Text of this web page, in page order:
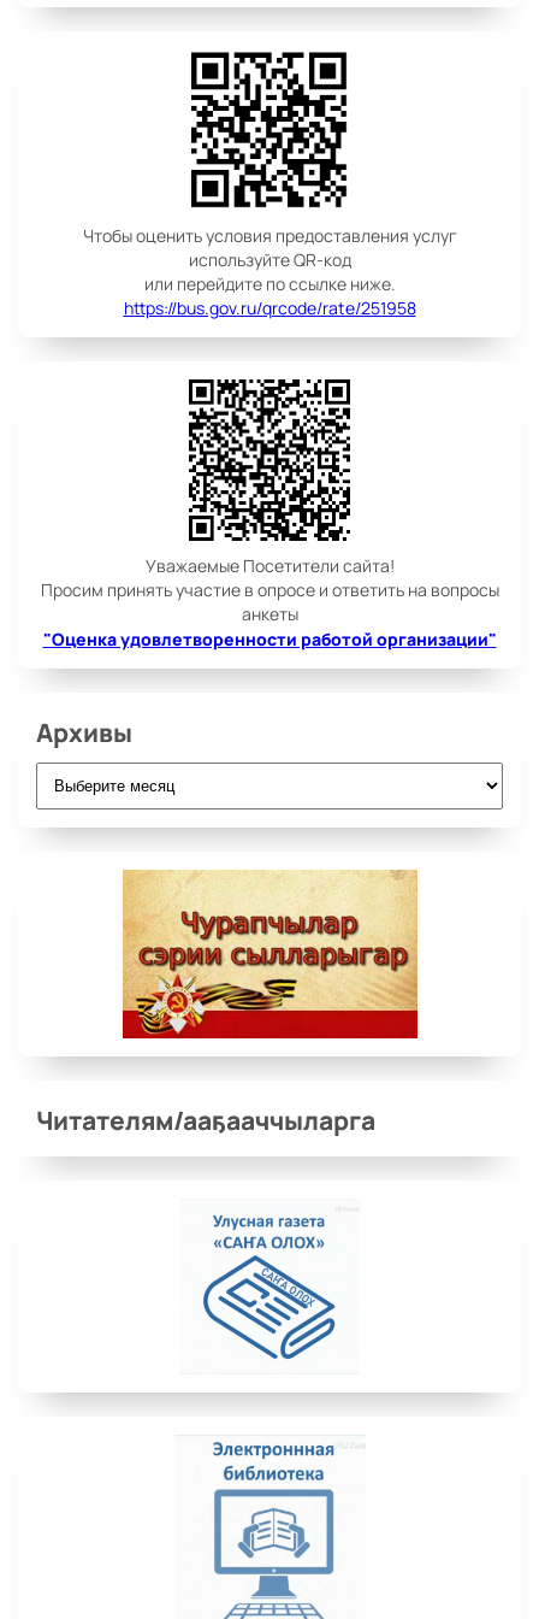
Чтобы оценить условия предоставления услуг
используйте QR-код
или перейдите по ссылке ниже.
https://bus.gov.ru/qrcode/rate/251958
Уважаемые Посетители сайта!
Просим принять участие в опросе и ответить на вопросы
анкеты
"Оценка удовлетворенности работой организации"
Архивы
Архивы
Читателям/ааҕааччыларга